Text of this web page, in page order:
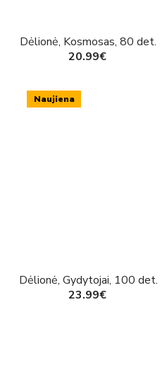
Dėlionė, Kosmosas, 80 det.
20.99€
Naujiena
Dėlionė, Gydytojai, 100 det.
23.99€